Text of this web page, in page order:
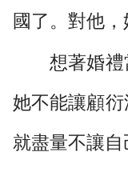
國了。對他，
想著婚禮
她不能讓顧
就盡量不讓自